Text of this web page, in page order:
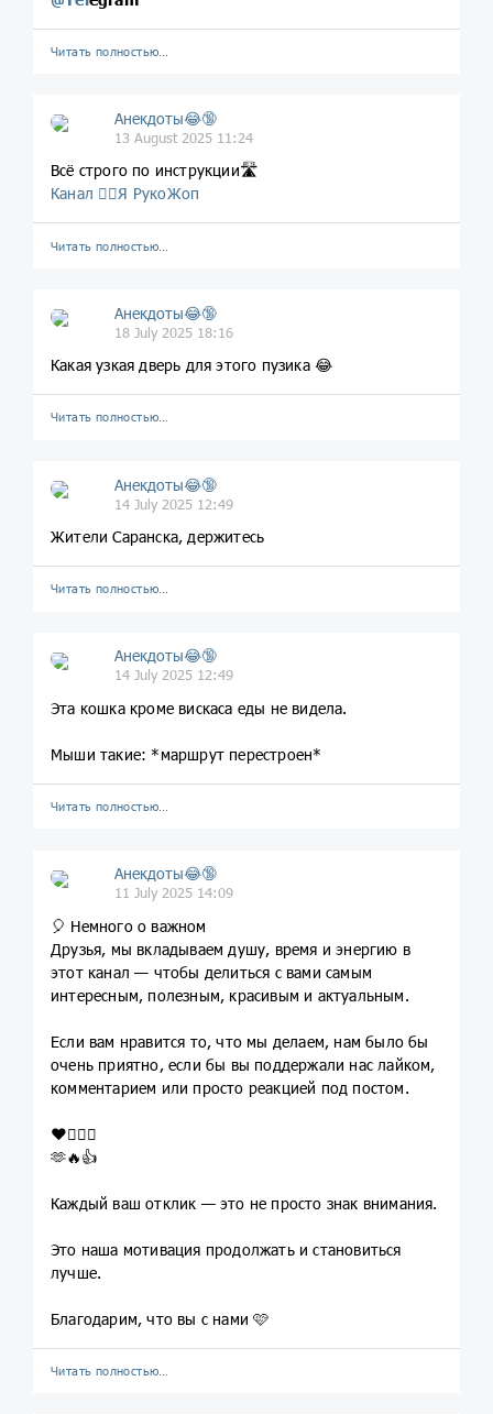
Читать полностью…
Анекдоты😂🔞
13 August 2025 11:24
Всё строго по инструкции🛣
Канал 🤦‍♂️Я РукоЖоп
Читать полностью…
Анекдоты😂🔞
18 July 2025 18:16
Какая узкая дверь для этого пузика 😂
Читать полностью…
Анекдоты😂🔞
14 July 2025 12:49
Жители Саранска, держитесь
Читать полностью…
Анекдоты😂🔞
14 July 2025 12:49
Эта кошка кроме вискаса еды не видела.
Мыши такие: *маршрут перестроен*
Читать полностью…
Анекдоты😂🔞
11 July 2025 14:09
🎈 Немного о важном
Друзья, мы вкладываем душу, время и энергию в
этот канал — чтобы делиться с вами самым
интересным, полезным, красивым и актуальным.
Если вам нравится то, что мы делаем, нам было бы
очень приятно, если бы вы поддержали нас лайком,
комментарием или просто реакцией под постом.
❤️❤️‍🔥🙌
🫶🔥👍
Каждый ваш отклик — это не просто знак внимания.
Это наша мотивация продолжать и становиться
лучше.
Благодарим, что вы с нами 🩷
Читать полностью…